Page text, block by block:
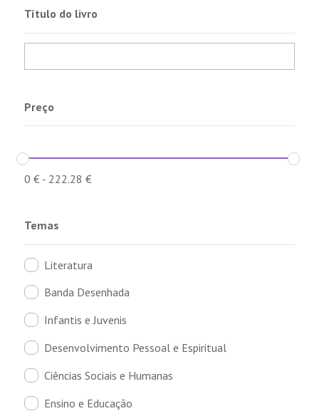
Título do livro
Preço
0 €- 222.28 €
Temas
Literatura
Banda Desenhada
Infantis e Juvenis
Desenvolvimento Pessoal e Espiritual
Ciências Sociais e Humanas
Ensino e Educação